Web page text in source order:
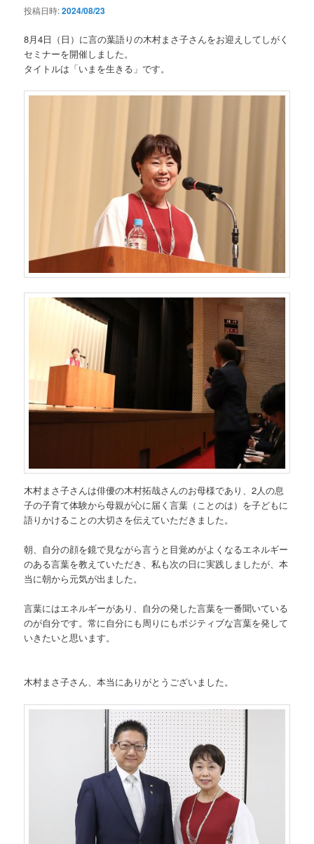
投稿日時:2024/08/23
8月4日（日）に言の葉語りの木村まさ子さんをお迎えしてしがく
セミナーを開催しました。
タイトルは「いまを生きる」です。
木村まさ子さんは俳優の木村拓哉さんのお母様であり、2人の息
子の子育て体験から母親が心に届く言葉（ことのは）を子どもに
語りかけることの大切さを伝えていただきました。
朝、自分の顔を鏡で見ながら言うと目覚めがよくなるエネルギー
のある言葉を教えていただき、私も次の日に実践しましたが、本
当に朝から元気が出ました。
言葉にはエネルギーがあり、自分の発した言葉を一番聞いている
のが自分です。常に自分にも周りにもポジティブな言葉を発して
いきたいと思います。
木村まさ子さん、本当にありがとうございました。